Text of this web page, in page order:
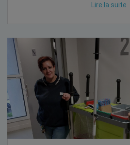
Lire la suite